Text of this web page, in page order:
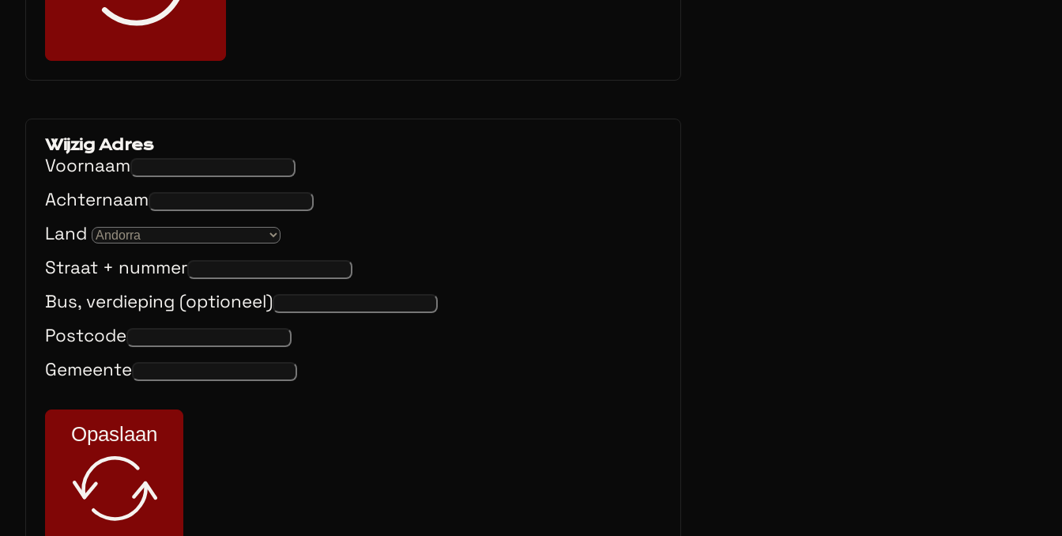
Wijzig Adres
Voornaam
Achternaam
Land
Straat + nummer
Bus, verdieping (optioneel)
Postcode
Gemeente
Opaslaan